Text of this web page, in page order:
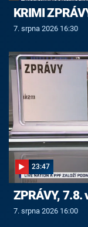
KRIMI
7. srpna 2026 16:30
23:47
ZPRÁVY, 7.8.
7. srpna 2026 16:00